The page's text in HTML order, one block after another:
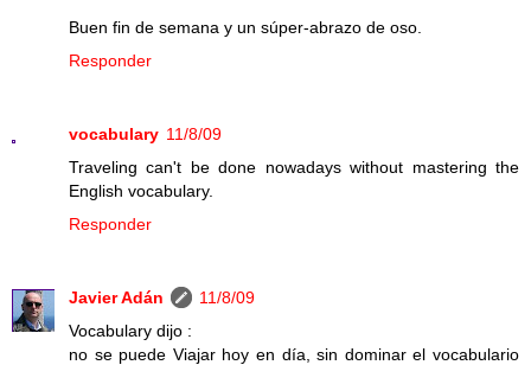
Buen fin de semana y un súper-abrazo de oso.
Responder
vocabulary 11/8/09
Traveling can't be done nowadays without mastering the
English vocabulary.
Responder
Javier Adán
11/8/09
Vocabulary dijo :
no se puede Viajar hoy en día, sin dominar el vocabulario